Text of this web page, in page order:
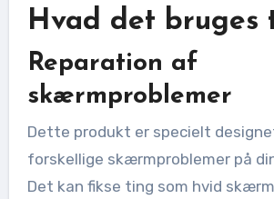
Hvad det bruges
Reparation af
skærmproblemer
Dette produkt er specielt
forskellige skærmproblemer på
Det kan fikse ting som hvid